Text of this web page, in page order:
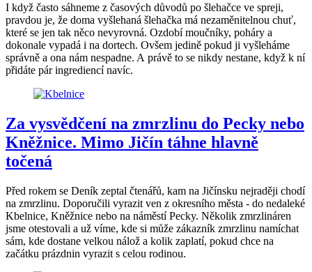
I když často sáhneme z časových důvodů po šlehačce ve spreji,
pravdou je, že doma vyšlehaná šlehačka má nezaměnitelnou chuť,
které se jen tak něco nevyrovná. Ozdobí moučníky, poháry a
dokonale vypadá i na dortech. Ovšem jedině pokud ji vyšleháme
správně a ona nám nespadne. A právě to se nikdy nestane, když k ní
přidáte pár ingrediencí navíc.
Za vysvědčení na zmrzlinu do Pecky nebo
Kněžnice. Mimo Jičín táhne hlavně
točená
Před rokem se Deník zeptal čtenářů, kam na Jičínsku nejraději chodí
na zmrzlinu. Doporučili vyrazit ven z okresního města - do nedaleké
Kbelnice, Kněžnice nebo na náměstí Pecky. Několik zmrzlináren
jsme otestovali a už víme, kde si může zákazník zmrzlinu namíchat
sám, kde dostane velkou nálož a kolik zaplatí, pokud chce na
začátku prázdnin vyrazit s celou rodinou.